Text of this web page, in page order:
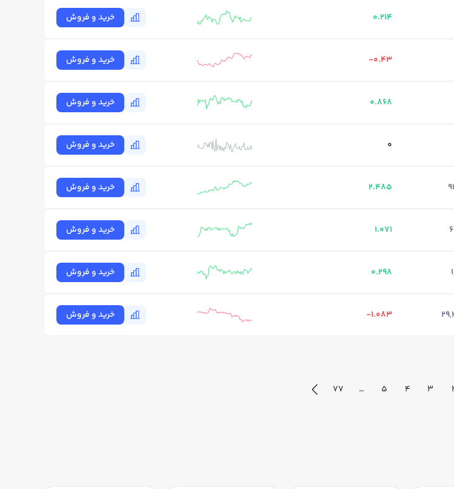
0.214 خرید و فروش
-0.43 خرید و فروش
0.868 خرید و فروش
0 خرید و فروش
2.485 خرید و فروش
1.071 خرید و فروش
0.298 خرید و فروش
-1.083 خرید و فروش
3
4
5
…
77